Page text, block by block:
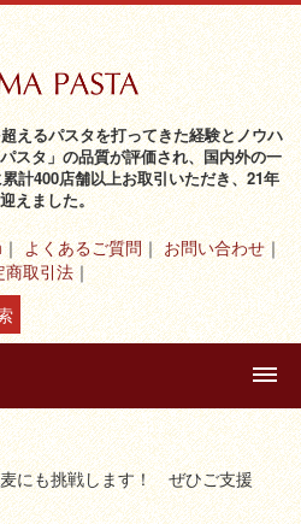
えるパスタを打ってきた経験とノウハ
スタ」の品質が評価され、国内外の一
計400店舗以上お取引いただき、21年
えました。
よくあるご質問
お問い合わせ
商取引法
にも挑戦します！ ぜひご支援